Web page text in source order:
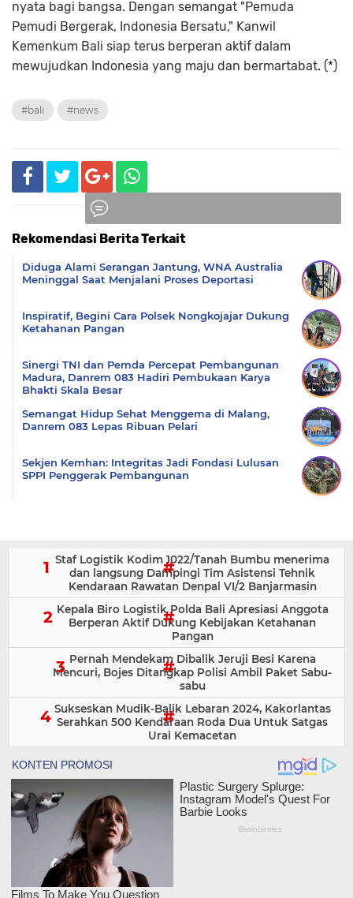
nyata bagi bangsa. Dengan semangat "Pemuda
Pemudi Bergerak, Indonesia Bersatu," Kanwil
Kemenkum Bali siap terus berperan aktif dalam
mewujudkan Indonesia yang maju dan bermartabat. (*)
#bali #news
Rekomendasi Berita Terkait
Diduga Alami Serangan Jantung, WNA Australia
Meninggal Saat Menjalani Proses Deportasi
Inspiratif, Begini Cara Polsek Nongkojajar Dukung
Ketahanan Pangan
Sinergi TNI dan Pemda Percepat Pembangunan
Madura, Danrem 083 Hadiri Pembukaan Karya
Bhakti Skala Besar
Semangat Hidup Sehat Menggema di Malang,
Danrem 083 Lepas Ribuan Pelari
Sekjen Kemhan: Integritas Jadi Fondasi Lulusan
SPPI Penggerak Pembangunan
Staf Logistik Kodim 1022/Tanah Bumbu menerima
dan langsung Dampingi Tim Asistensi Tehnik
Kendaraan Rawatan Denpal VI/2 Banjarmasin
Kepala Biro Logistik Polda Bali Apresiasi Anggota
Berperan Aktif Dukung Kebijakan Ketahanan
Pangan
Pernah Mendekam Dibalik Jeruji Besi Karena
Mencuri, Bojes Ditangkap Polisi Ambil Paket Sabu-
sabu
Sukseskan Mudik-Balik Lebaran 2024, Kakorlantas
Serahkan 500 Kendaraan Roda Dua Untuk Satgas
Urai Kemacetan